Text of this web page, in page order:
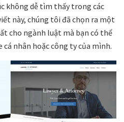
không dễ tìm thấy trong các
này, chúng tôi đã chọn ra một
cho ngành luật mà bạn có thể
cá nhân hoặc công ty của mình.